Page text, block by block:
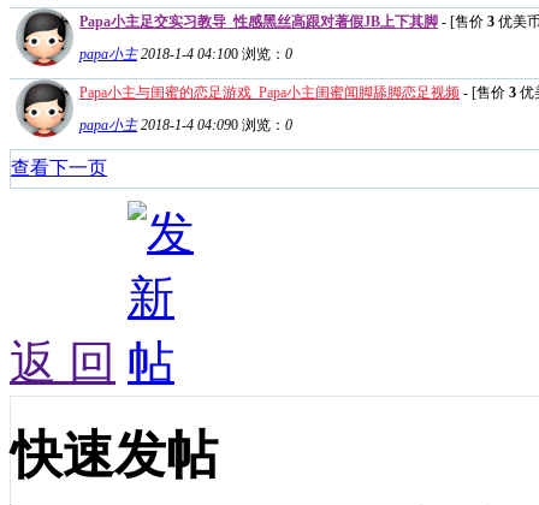
Papa小主足交实习教导_性感黑丝高跟对著假JB上下其脚 - [售价 3 优美
papa小主 2018-1-4 04:100 浏览： 0
Papa小主与闺蜜的恋足游戏_Papa小主闺蜜闻脚舔脚恋足视频 - [售价 3 优
papa小主 2018-1-4 04:090 浏览： 0
查看下一页
返 回
快速发帖